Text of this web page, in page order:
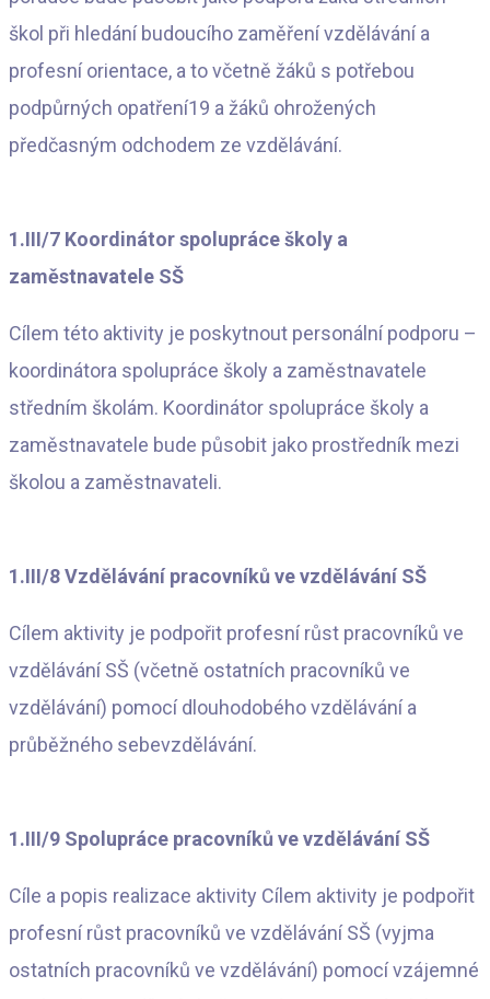
škol při hledání budoucího zaměření vzdělávání a
profesní orientace, a to včetně žáků s potřebou
podpůrných opatření19 a žáků ohrožených
předčasným odchodem ze vzdělávání.
1.III/7 Koordinátor spolupráce školy a
zaměstnavatele SŠ
Cílem této aktivity je poskytnout personální podporu –
koordinátora spolupráce školy a zaměstnavatele
středním školám. Koordinátor spolupráce školy a
zaměstnavatele bude působit jako prostředník mezi
školou a zaměstnavateli.
1.III/8 Vzdělávání pracovníků ve vzdělávání SŠ
Cílem aktivity je podpořit profesní růst pracovníků ve
vzdělávání SŠ (včetně ostatních pracovníků ve
vzdělávání) pomocí dlouhodobého vzdělávání a
průběžného sebevzdělávání.
1.III/9 Spolupráce pracovníků ve vzdělávání SŠ
Cíle a popis realizace aktivity Cílem aktivity je podpořit
profesní růst pracovníků ve vzdělávání SŠ (vyjma
ostatních pracovníků ve vzdělávání) pomocí vzájemné